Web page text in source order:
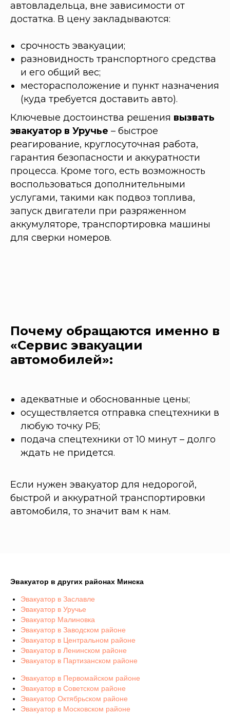
автовладельца, вне зависимости от
достатка. В цену закладываются:
срочность эвакуации;
разновидность транспортного средства
и его общий вес;
месторасположение и пункт назначения
(куда требуется доставить авто).
Ключевые достоинства решения вызвать
эвакуатор в Уручье – быстрое
реагирование, круглосуточная работа,
гарантия безопасности и аккуратности
процесса. Кроме того, есть возможность
воспользоваться дополнительными
услугами, такими как подвоз топлива,
запуск двигатели при разряженном
аккумуляторе, транспортировка машины
для сверки номеров.
Почему обращаются именно в
«Сервис эвакуации
автомобилей»:
адекватные и обоснованные цены;
осуществляется отправка спецтехники в
любую точку РБ;
подача спецтехники от 10 минут – долго
ждать не придется.
Если нужен эвакуатор для недорогой,
быстрой и аккуратной транспортировки
автомобиля, то значит вам к нам.
Эвакуатор в других районах Минска
Эвакуатор в Заславле
Эвакуатор в Уручье
Эвакуатор Малиновка
Эвакуатор в Заводском районе
Эвакуатор в Центральном районе
Эвакуатор в Ленинском районе
Эвакуатор в Партизанском районе
Эвакуатор в Первомайском районе
Эвакуатор в Советском районе
Эвакуатор Октябрьском районе
Эвакуатор в Московском районе